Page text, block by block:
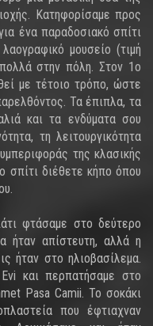
Κατηφορίσαμε προς
ένα παραδοσιακό σπίτι
μουσείο (τιμή
στην πόλη. Στον 1ο
με τέτοιο τρόπο, ώστε
Τα έπιπλα, τα
και τα ενδύματα σου
τη λειτουργικότητα
της κλασικής
σπίτι διέθετε κήπο όπου
φτάσαμε στο δεύτερο
ήταν απίστευτη, αλλά η
ήταν στο ηλιοβασίλεμα.
και περπατήσαμε στο
Pasa Camii. Το σοκάκι
που έφτιαχναν